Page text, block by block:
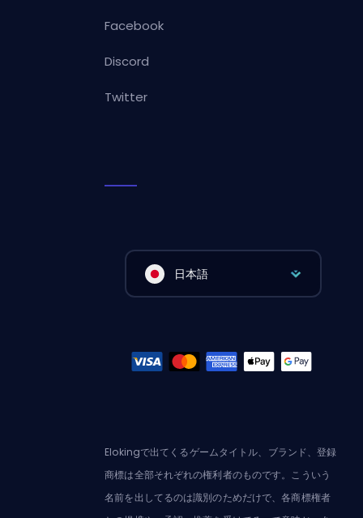
Facebook
Discord
Twitter
日本語
Elokingで出てくるゲームタイトル、ブランド、登録
商標は全部それぞれの権利者のものです。こういう
名前を出してるのは識別のためだけで、各商標権者